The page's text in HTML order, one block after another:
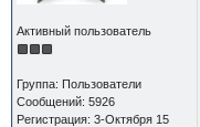
Активный пользователь
Группа: Пользователи
Сообщений: 5926
Регистрация: 3-Октября 15